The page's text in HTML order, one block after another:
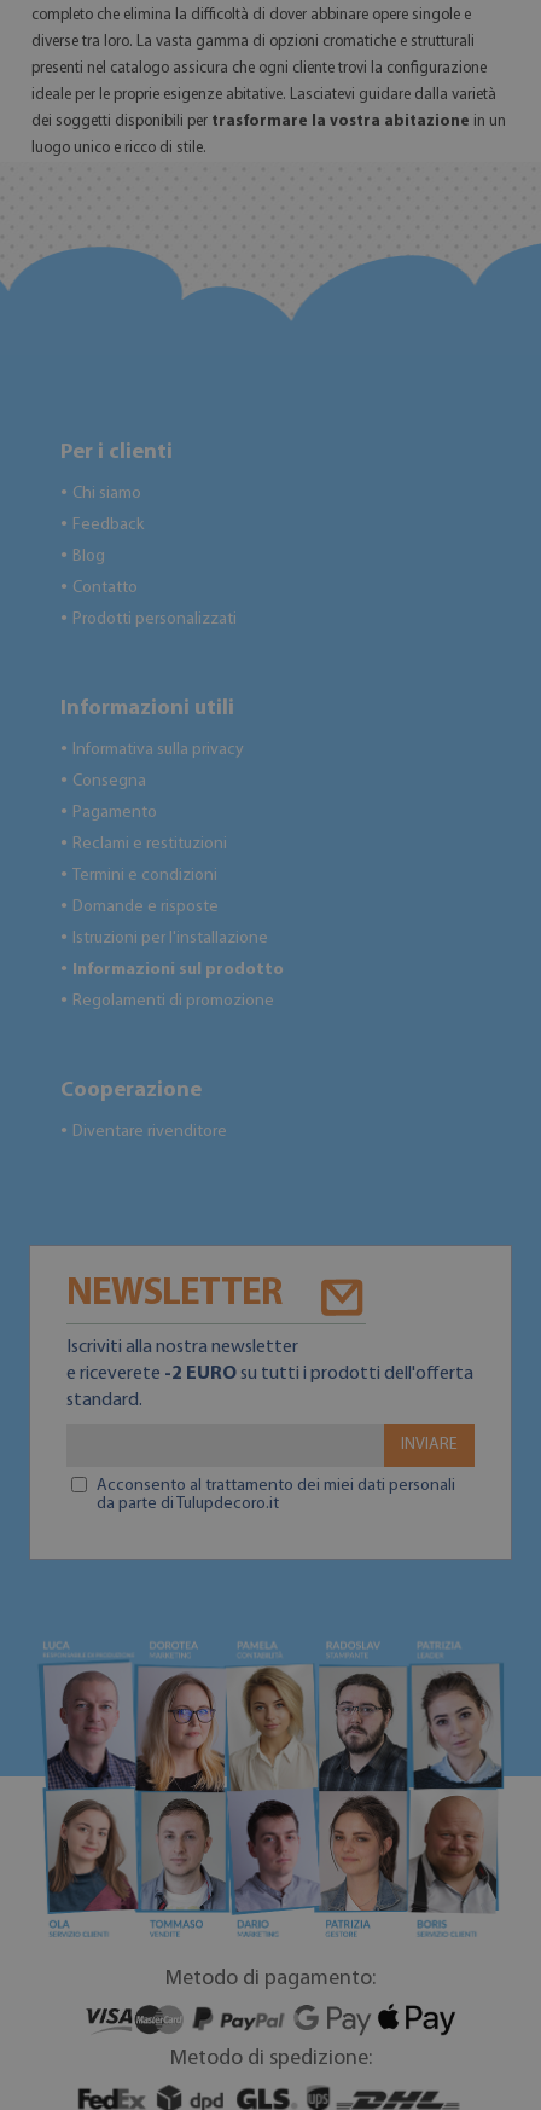
completo che elimina la difficoltà di dover abbinare opere singole e
diverse tra loro. La vasta gamma di opzioni cromatiche e strutturali
presenti nel catalogo assicura che ogni cliente trovi la configurazione
ideale per le proprie esigenze abitative. Lasciatevi guidare dalla varietà
dei soggetti disponibili per trasformare la vostra abitazione in un
luogo unico e ricco di stile.
Per i clienti
● Chi siamo
● Feedback
● Blog
● Contatto
● Prodotti personalizzati
Informazioni utili
● Informativa sulla privacy
● Consegna
● Pagamento
● Reclami e restituzioni
● Termini e condizioni
● Domande e risposte
● Istruzioni per l'installazione
● Informazioni sul prodotto
● Regolamenti di promozione
Cooperazione
● Diventare rivenditore
NEWSLETTER
Iscriviti alla nostra newsletter
e riceverete -2 EUROsu tutti i prodotti dell'offerta
standard.
INVIARE
Acconsento al trattamento dei miei dati personali
da parte di Tulupdecoro.it
Metodo di pagamento:
Metodo di spedizione: